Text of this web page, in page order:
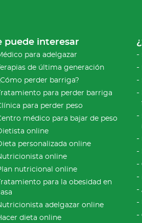
puede interesar
para adelgazar
Terapias de última generación
perder barriga?
Tratamiento para perder barriga
para perder peso
médico para bajar de peso
online
personalizada online
online
nutricional online
Tratamiento para la obesidad en
adelgazar online
dieta online